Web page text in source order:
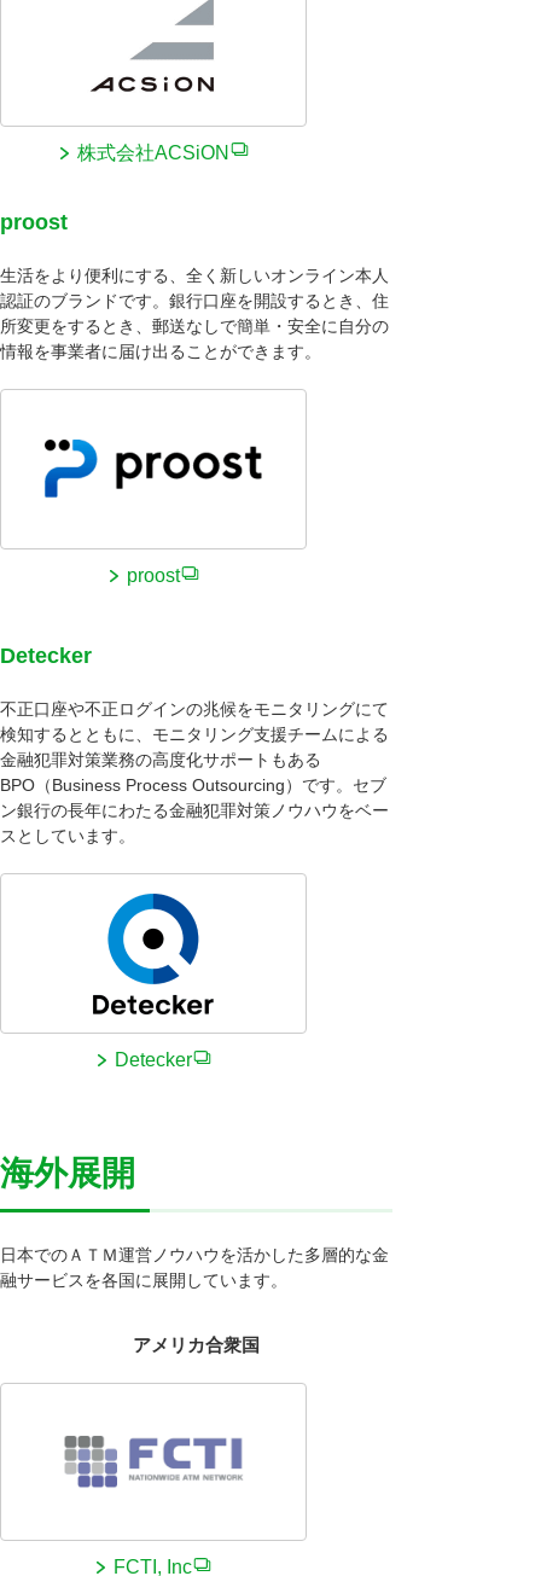
株式会社ACSiON
proost
生活をより便利にする、全く新しいオンライン本人
認証のブランドです。銀行口座を開設するとき、住
所変更をするとき、郵送なしで簡単・安全に自分の
情報を事業者に届け出ることができます。
proost
Detecker
不正口座や不正ログインの兆候をモニタリングにて
検知するとともに、モニタリング支援チームによる
金融犯罪対策業務の高度化サポートもある
BPO（Business Process Outsourcing）です。セブ
ン銀行の長年にわたる金融犯罪対策ノウハウをベー
スとしています。
Detecker
海外展開
日本でのＡＴＭ運営ノウハウを活かした多層的な金
融サービスを各国に展開しています。
アメリカ合衆国
FCTI, Inc